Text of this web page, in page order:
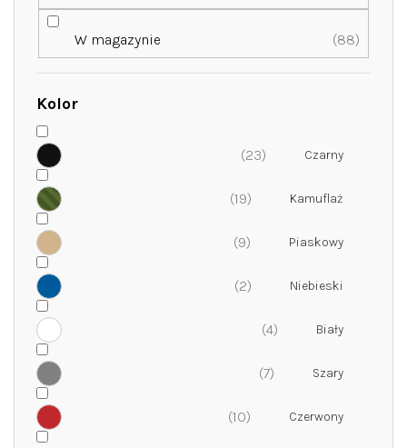
W magazynie 88
Kolor
23
19
9
2
4
7
10